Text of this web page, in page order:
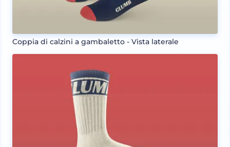
Coppia di calzini a gambaletto - Vista laterale